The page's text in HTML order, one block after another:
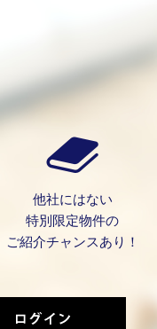
他社にはない
特別限定物件の
ご紹介チャンスあり！